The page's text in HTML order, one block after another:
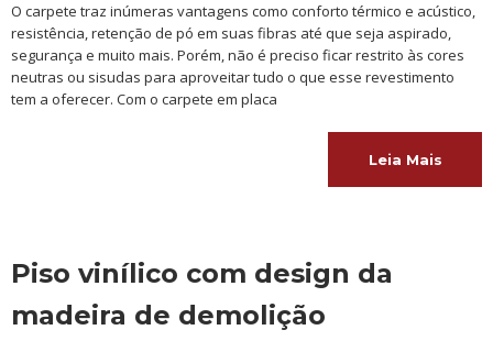
O carpete traz inúmeras vantagens como conforto térmico e acústico,
resistência, retenção de pó em suas fibras até que seja aspirado,
segurança e muito mais. Porém, não é preciso ficar restrito às cores
neutras ou sisudas para aproveitar tudo o que esse revestimento
tem a oferecer. Com o carpete em placa
Leia Mais
Piso vinílico com design da
madeira de demolição